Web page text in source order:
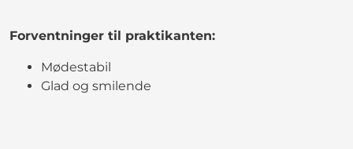
Forventninger til praktikanten:
Mødestabil
Glad og smilende